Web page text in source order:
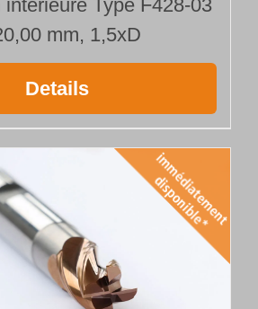
Type F428-03
mm, 1,5xD
Details